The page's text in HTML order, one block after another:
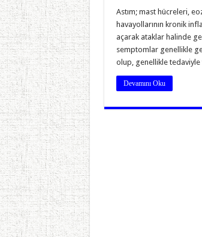
Astım; mast hücreleri,
havayollarının kronik
açarak ataklar halinde
semptomlar genellikle
olup, genellikle
Devamını Oku